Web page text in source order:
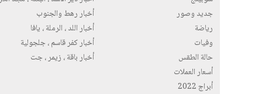
جديد وصور
رياضة
وفيات
حالة الطقس
أسعار العملات
أبراج 2022
أخبار رهط والجنوب
أخبار اللد ، الرملة ، يافا
أخبار كفر قاسم ، جلجولية
أخبار باقة ، زيمر ، جت